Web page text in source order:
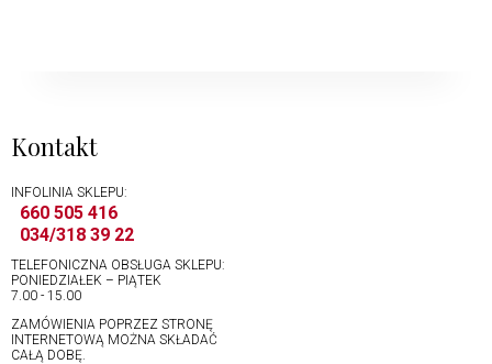
Kontakt
INFOLINIA SKLEPU:
660 505 416
034/318 39 22
TELEFONICZNA OBSŁUGA SKLEPU:
PONIEDZIAŁEK – PIĄTEK
7.00 - 15.00
ZAMÓWIENIA POPRZEZ STRONĘ
INTERNETOWĄ MOŻNA SKŁADAĆ
CAŁĄ DOBĘ.